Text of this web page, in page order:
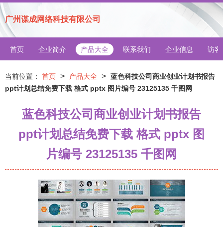
广州谋成网络科技有限公司
首页 企业简介 产品大全 联系我们 企业信息 访客
当前位置： 首页 > 产品大全 > 蓝色科技公司商业创业计划书报告
ppt计划总结免费下载 格式 pptx 图片编号 23125135 千图网
蓝色科技公司商业创业计划书报告
ppt计划总结免费下载 格式 pptx 图
片编号 23125135 千图网